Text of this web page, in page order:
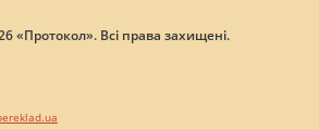
«Протокол». Всі права захищені.